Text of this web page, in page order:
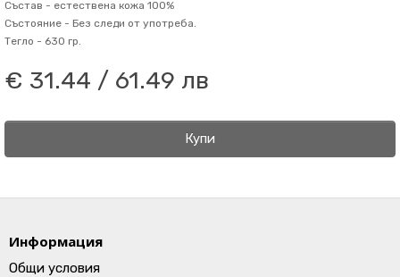
Състав - естествена кожа 100%
Състояние - Без следи от употреба.
Тегло - 630 гр.
€ 31.44 / 61.49 лв
Купи
Информация
Общи условия